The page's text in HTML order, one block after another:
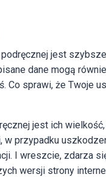
jest
dane mogą
Co sprawi, że Twoje
jest ich
przypadku
I wreszcie, zdarza
wersji strony